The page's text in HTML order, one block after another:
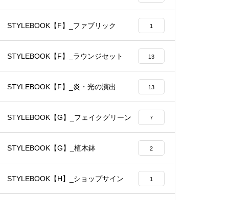
STYLEBOOK【F】_ファブリック 1
STYLEBOOK【F】_ラウンジセット 13
STYLEBOOK【F】_炎・光の演出 13
STYLEBOOK【G】_フェイクグリーン 7
STYLEBOOK【G】_植木鉢 2
STYLEBOOK【H】_ショップサイン 1